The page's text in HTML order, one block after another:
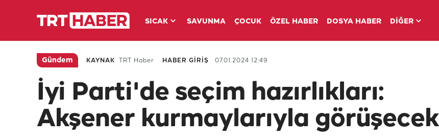
SICAK SAVUNMA ÇOCUK ÖZEL HABER DOSYA HABER DİĞER
Gündem KAYNAK TRT Haber HABER GİRİŞ 07.01.2024 12:49
İyi Parti'de seçim hazırlıkları:
Akşener kurmaylarıyla görüşecek